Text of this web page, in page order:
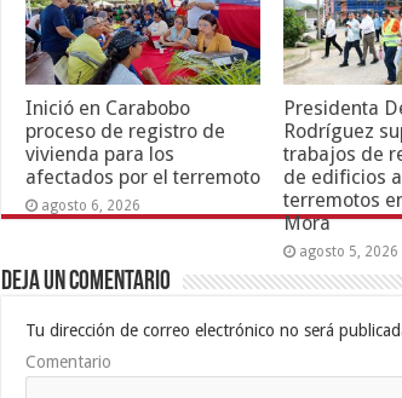
Inició en Carabobo
proceso de registro de
vivienda para los
afectados por el terremoto
agosto 6, 2026
Presidenta
Rodríguez
trabajos de
de edificios
terremotos
Mora
agosto 5, 2026
Deja un comentario
Tu dirección de correo electrónico no será
Comentario